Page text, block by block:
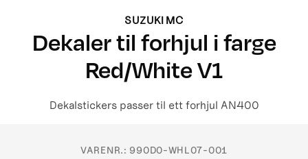
SUZUKI MC
Dekaler til forhjul i farge
Red/White V1
Dekalstickers passer til ett forhjul AN400
VARENR.: 990D0-WHL07-001